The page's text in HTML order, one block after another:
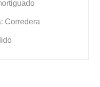
Corredera